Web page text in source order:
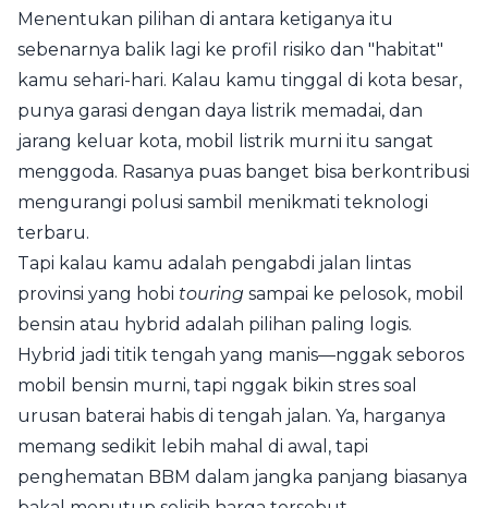
Menentukan pilihan di antara ketiganya itu
sebenarnya balik lagi ke profil risiko dan "habitat"
kamu sehari-hari. Kalau kamu tinggal di kota besar,
punya garasi dengan daya listrik memadai, dan
jarang keluar kota, mobil listrik murni itu sangat
menggoda. Rasanya puas banget bisa berkontribusi
mengurangi polusi sambil menikmati teknologi
terbaru.
Tapi kalau kamu adalah pengabdi jalan lintas
provinsi yang hobi touring sampai ke pelosok, mobil
bensin atau hybrid adalah pilihan paling logis.
Hybrid jadi titik tengah yang manis—nggak seboros
mobil bensin murni, tapi nggak bikin stres soal
urusan baterai habis di tengah jalan. Ya, harganya
memang sedikit lebih mahal di awal, tapi
penghematan BBM dalam jangka panjang biasanya